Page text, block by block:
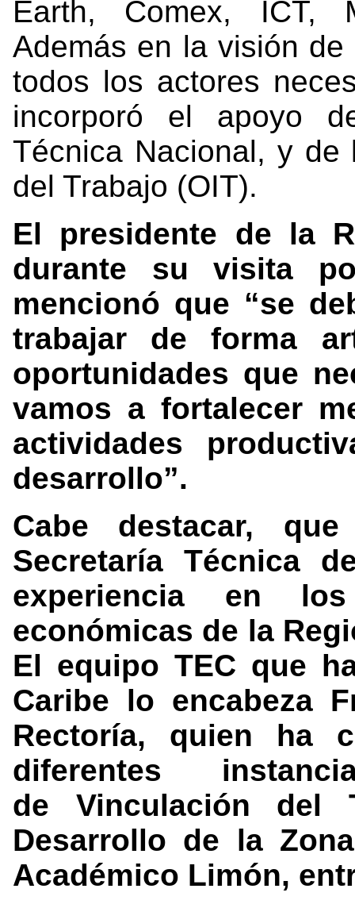
Earth, Comex, ICT,
Además en la visión
todos los actores
incorporó el apoyo
Técnica Nacional, y de
del Trabajo (OIT).
El presidente de la
durante su visita
mencionó que “se
trabajar de forma
oportunidades que
vamos a fortalecer
actividades
desarrollo”.
Cabe destacar,
Secretaría Técnica
experiencia en
económicas de la
El equipo TEC que
Caribe lo encabeza
Rectoría, quien ha
diferentes
de Vinculación del
Desarrollo de la
Académico Limón,